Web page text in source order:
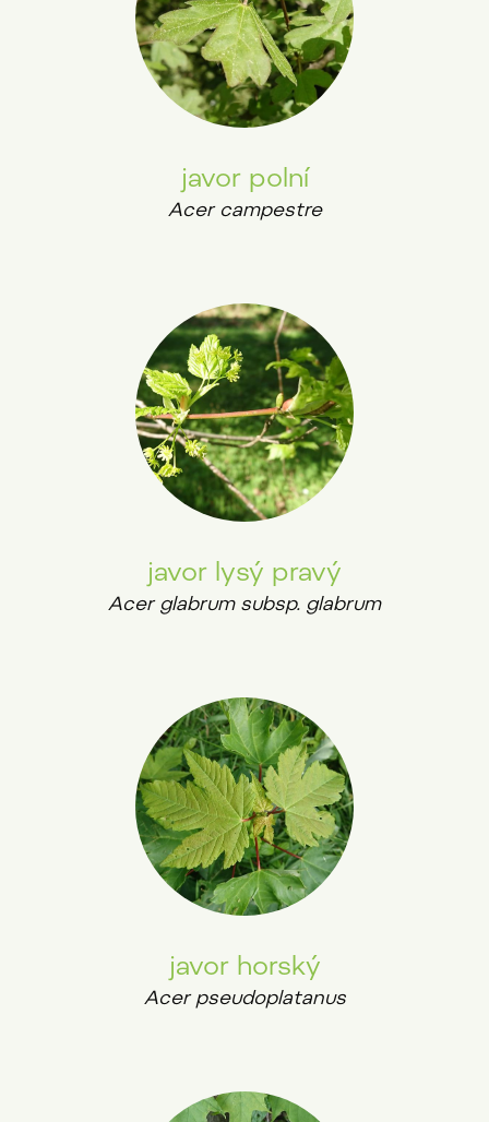
javor polní
Acer campestre
javor lysý pravý
Acer glabrum subsp. glabrum
javor horský
Acer pseudoplatanus